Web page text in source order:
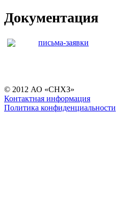
Документация
письма-заявки
© 2012 АО «СНХЗ»
Контактная информация
Политика конфиденциальности